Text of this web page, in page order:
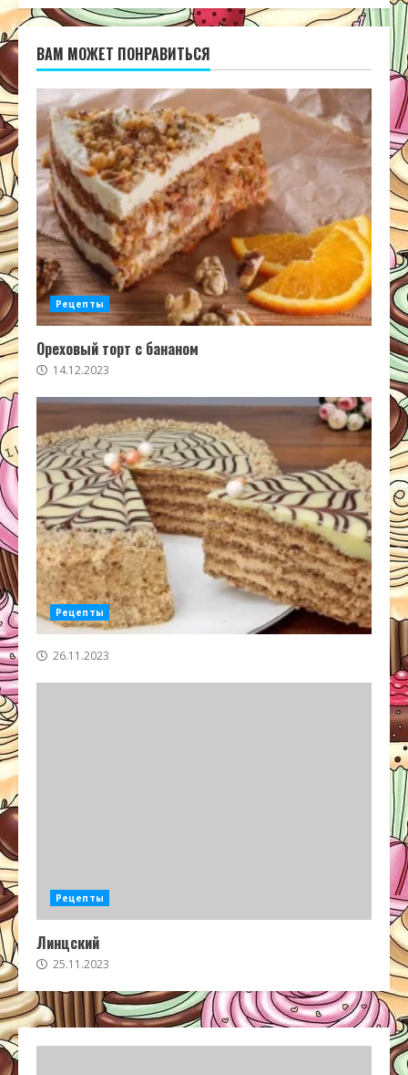
ВАМ МОЖЕТ ПОНРАВИТЬСЯ
Рецепты
Ореховый торт с бананом
14.12.2023
Рецепты
26.11.2023
Рецепты
Линцский
25.11.2023